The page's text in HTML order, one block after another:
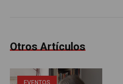
Otros Artículos